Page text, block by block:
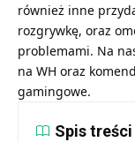
również inne
rozgrywkę, oraz
problemami. Na
na WH oraz
gamingowe.
Spis treści